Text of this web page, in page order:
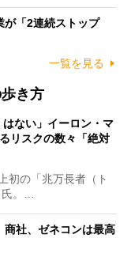
が「2連続ストップ
一覧を見る
き方
はない」イーロン・マ
リスクの数々「絶対
初の「兆万長者（ト
氏。…
商社、ゼネコンは最高